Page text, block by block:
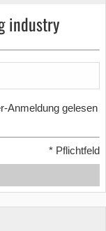
industry
Anmeldung gelesen
* Pflichtfeld